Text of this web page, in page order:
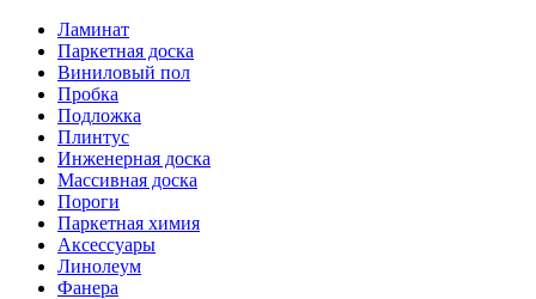
Ламинат
Паркетная доска
Виниловый пол
Пробка
Подложка
Плинтус
Инженерная доска
Массивная доска
Пороги
Паркетная химия
Аксессуары
Линолеум
Фанера